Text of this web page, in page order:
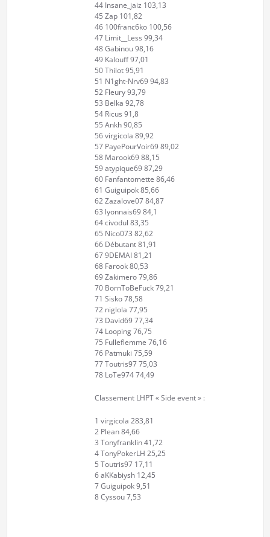
44 Insane_jaiz 103,13
45 Zap 101,82
46 100franc6ko 100,56
47 Limit__Less 99,34
48 Gabinou 98,16
49 Kalouff 97,01
50 Thilot 95,91
51 N1ght-Nrv69 94,83
52 Fleury 93,79
53 Belka 92,78
54 Ricus 91,8
55 Ankh 90,85
56 virgicola 89,92
57 PayePourVoir69 89,02
58 Marook69 88,15
59 atypique69 87,29
60 Fanfantomette 86,46
61 Guiguipok 85,66
62 Zazalove07 84,87
63 lyonnais69 84,1
64 civodul 83,35
65 Nico073 82,62
66 Débutant 81,91
67 9DEMAI 81,21
68 Farook 80,53
69 Zakimero 79,86
70 BornToBeFuck 79,21
71 Sisko 78,58
72 niglola 77,95
73 David69 77,34
74 Looping 76,75
75 Fulleflemme 76,16
76 Patmuki 75,59
77 Toutris97 75,03
78 LoTe974 74,49
Classement LHPT « Side event » :
1 virgicola 283,81
2 Plean 84,66
3 Tonyfranklin 41,72
4 TonyPokerLH 25,25
5 Toutris97 17,11
6 aKKabiysh 12,45
7 Guiguipok 9,51
8 Cyssou 7,53